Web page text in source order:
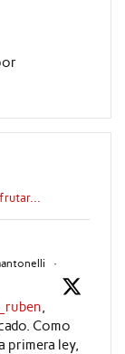
·
Como
primera ley,